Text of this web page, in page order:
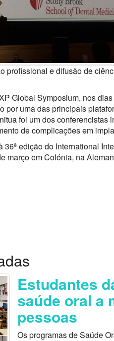
profissional e difusão de
Global Symposium, nos
por uma das principais
foi um dos conferencistas
de complicações em
36ª edição do International
março em Colónia, na
Estudantes
saúde oral a
pessoas
Os programas de Saúde